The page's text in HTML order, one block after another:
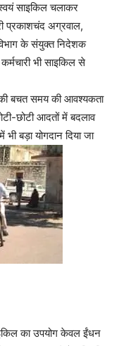
साइकिल चलाकर
प्रकाशचंद अग्रवाल,
विभाग के संयुक्त निदेशक
कर्मचारी भी साइकिल से
की बचत समय की आवश्यकता
छोटी आदतों में बदलाव
बड़ा योगदान दिया जा
का उपयोग केवल ईंधन